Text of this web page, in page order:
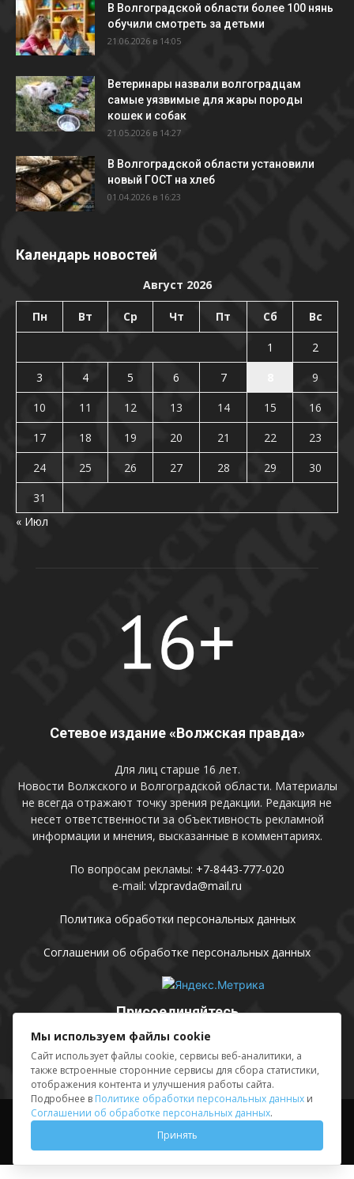
В Волгоградской области более 100 нянь
обучили смотреть за детьми
21.06.2026 в 14:05
Ветеринары назвали волгоградцам
самые уязвимые для жары породы
кошек и собак
21.05.2026 в 14:27
В Волгоградской области установили
новый ГОСТ на хлеб
01.04.2026 в 16:23
Календарь новостей
Август 2026
Пн Вт Ср Чт Пт Сб Вс
1
2
3
4 5 6 7
9
10
11 12 13 14 15
16
17
18 19 20 21 22
23
24
25 26 27 28 29
30
31
« Июл
Сетевое издание «Волжская правда»
Для лиц старше 16 лет.
Новости Волжского и Волгоградской области. Материалы
не всегда отражают точку зрения редакции. Редакция не
несет ответственности за объективность рекламной
информации и мнения, высказанные в комментариях.
По вопросам рекламы: +7-8443-777-020
e-mail: vlzpravda@mail.ru
Политика обработки персональных данных
Соглашении об обработке персональных данных
Присоединяйтесь
Выходные данные Sing in
© АМУ «Редакция газеты «Волжская правда», 2012-2026
Мы используем файлы cookie
Сайт использует файлы cookie, сервисы веб-аналитики, а
также встроенные сторонние сервисы для сбора статистики,
отображения контента и улучшения работы сайта.
Подробнее в Политике обработки персональных данных и
Соглашении об обработке персональных данных.
Принять